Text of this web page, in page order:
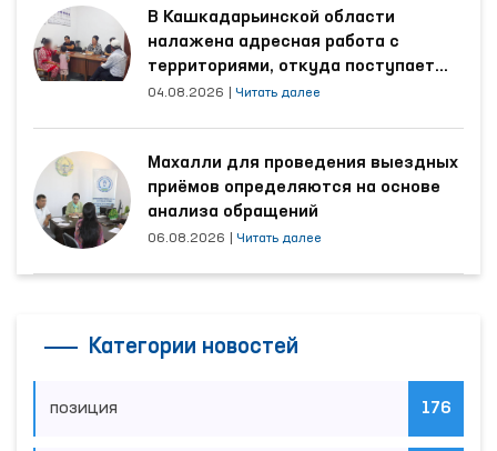
В Кашкадарьинской области
налажена адресная работа с
территориями, откуда поступает
наибольшее количество обращений
04.08.2026 Читать далее
Махалли для проведения выездных
приёмов определяются на основе
анализа обращений
06.08.2026 Читать далее
Категории новостей
позиция 176